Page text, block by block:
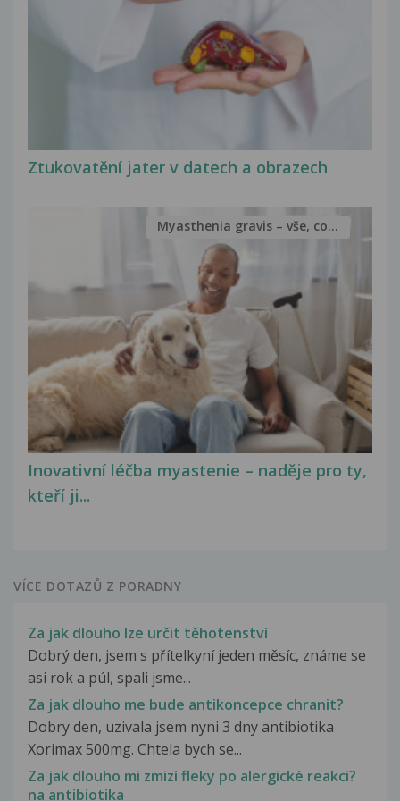
Ztukovatění jater v datech a obrazech
Inovativní léčba myastenie – naděje pro ty,
kteří ji...
Myasthenia gravis – vše, co...
VÍCE DOTAZŮ Z PORADNY
Za jak dlouho lze určit těhotenství
Dobrý den, jsem s přítelkyní jeden měsíc, známe se
asi rok a púl, spali jsme...
Za jak dlouho me bude antikoncepce chranit?
Dobry den, uzivala jsem nyni 3 dny antibiotika
Xorimax 500mg. Chtela bych se...
Za jak dlouho mi zmizí fleky po alergické reakci?
na antibiotika